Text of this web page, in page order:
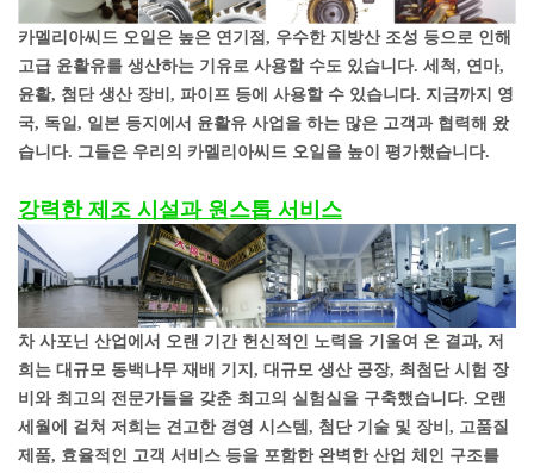
카멜리아씨드 오일은 높은 연기점, 우수한 지방산 조성 등으로 인해
고급 윤활유를 생산하는 기유로 사용할 수도 있습니다. 세척, 연마,
윤활, 첨단 생산 장비, 파이프 등에 사용할 수 있습니다. 지금까지 영
국, 독일, 일본 등지에서 윤활유 사업을 하는 많은 고객과 협력해 왔
습니다. 그들은 우리의 카멜리아씨드 오일을 높이 평가했습니다.
강력한 제조 시설과 원스톱 서비스
차 사포닌 산업에서 오랜 기간 헌신적인 노력을 기울여 온 결과, 저
희는 대규모 동백나무 재배 기지, 대규모 생산 공장, 최첨단 시험 장
비와 최고의 전문가들을 갖춘 최고의 실험실을 구축했습니다. 오랜
세월에 걸쳐 저희는 견고한 경영 시스템, 첨단 기술 및 장비, 고품질
제품, 효율적인 고객 서비스 등을 포함한 완벽한 산업 체인 구조를